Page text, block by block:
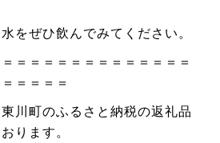
をぜひ飲んでみてください。
＝＝＝＝＝＝＝＝＝＝＝＝＝
＝＝＝＝
東川町のふるさと納税の返礼品
ります。